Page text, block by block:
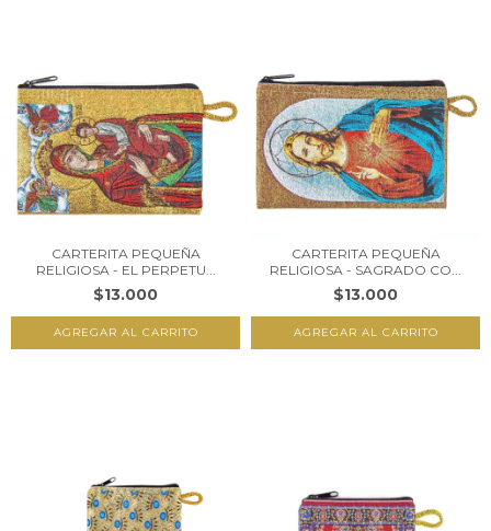
CARTERITA PEQUEÑA
RELIGIOSA - EL PERPETU...
$13.000
CARTERITA PEQUEÑA
RELIGIOSA - SAGRADO CO...
$13.000